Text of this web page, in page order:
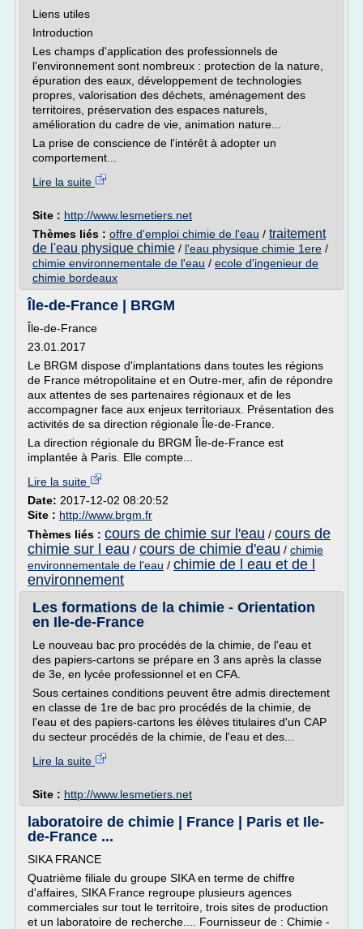
Liens utiles
Introduction
Les champs d'application des professionnels de
l'environnement sont nombreux : protection de la nature,
épuration des eaux, développement de technologies
propres, valorisation des déchets, aménagement des
territoires, préservation des espaces naturels,
amélioration du cadre de vie, animation nature...
La prise de conscience de l'intérêt à adopter un
comportement...
Lire la suite
Site : http://www.lesmetiers.net
Thèmes liés : offre d'emploi chimie de l'eau / traitement
de l'eau physique chimie / l'eau physique chimie 1ere /
chimie environnementale de l'eau / ecole d'ingenieur de
chimie bordeaux
Île-de-France | BRGM
Île-de-France
23.01.2017
Le BRGM dispose d'implantations dans toutes les régions
de France métropolitaine et en Outre-mer, afin de répondre
aux attentes de ses partenaires régionaux et de les
accompagner face aux enjeux territoriaux. Présentation des
activités de sa direction régionale Île-de-France.
La direction régionale du BRGM Île-de-France est
implantée à Paris. Elle compte...
Lire la suite
Date: 2017-12-02 08:20:52
Site : http://www.brgm.fr
Thèmes liés : cours de chimie sur l'eau / cours de
chimie sur l eau / cours de chimie d'eau / chimie
environnementale de l'eau / chimie de l eau et de l
environnement
Les formations de la chimie - Orientation
en Ile-de-France
Le nouveau bac pro procédés de la chimie, de l'eau et
des papiers-cartons se prépare en 3 ans après la classe
de 3e, en lycée professionnel et en CFA.
Sous certaines conditions peuvent être admis directement
en classe de 1re de bac pro procédés de la chimie, de
l'eau et des papiers-cartons les élèves titulaires d'un CAP
du secteur procédés de la chimie, de l'eau et des...
Lire la suite
Site : http://www.lesmetiers.net
laboratoire de chimie | France | Paris et Ile-
de-France ...
SIKA FRANCE
Quatrième filiale du groupe SIKA en terme de chiffre
d'affaires, SIKA France regroupe plusieurs agences
commerciales sur tout le territoire, trois sites de production
et un laboratoire de recherche.... Fournisseur de : Chimie -